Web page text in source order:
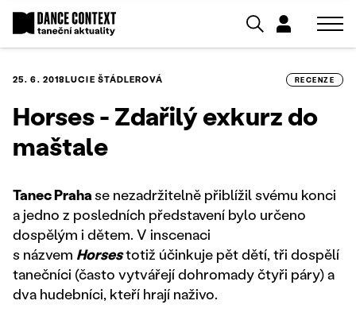
25. 6. 2018LUCIE ŠTÁDLEROVÁ RECENZE
Horses - Zdařilý exkurz do
maštale
Tanec Prahase nezadržitelně přiblížil svému konci
a jedno z posledních představení bylo určeno
dospělým i dětem. V inscenaci
s názvem Horsestotiž účinkuje pět dětí, tři dospělí
tanečníci (často vytvářejí dohromady čtyři páry) a
dva hudebníci, kteří hrají naživo.